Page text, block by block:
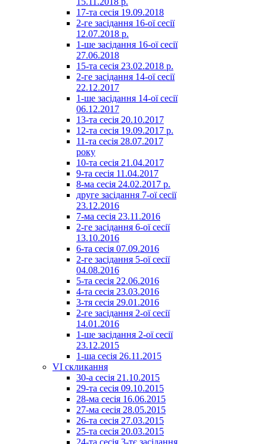
17-та сесія 19.09.2018
2-ге засідання 16-ої сесії
12.07.2018 р.
1-ше засідання 16-ої сесії
27.06.2018
15-та сесія 23.02.2018 р.
2-ге засідання 14-ої сесії
22.12.2017
1-ше засідання 14-ої сесії
06.12.2017
13-та сесія 20.10.2017
12-та сесія 19.09.2017 р.
11-та сесія 28.07.2017
року
10-та сесія 21.04.2017
9-та сесія 11.04.2017
8-ма сесія 24.02.2017 р.
друге засідання 7-ої сесії
23.12.2016
7-ма сесія 23.11.2016
2-ге засідання 6-ої сесії
13.10.2016
6-та сесія 07.09.2016
2-ге засідання 5-ої сесії
04.08.2016
5-та сесія 22.06.2016
4-та сесія 23.03.2016
3-тя сесія 29.01.2016
2-ге засідання 2-ої сесії
14.01.2016
1-ше засідання 2-ої сесії
23.12.2015
1-ша сесія 26.11.2015
VI скликання
30-а сесія 21.10.2015
29-та сесія 09.10.2015
28-ма сесія 16.06.2015
27-ма сесія 28.05.2015
26-та сесія 27.03.2015
25-та сесія 20.03.2015
24-та сесія 3-тє засідання